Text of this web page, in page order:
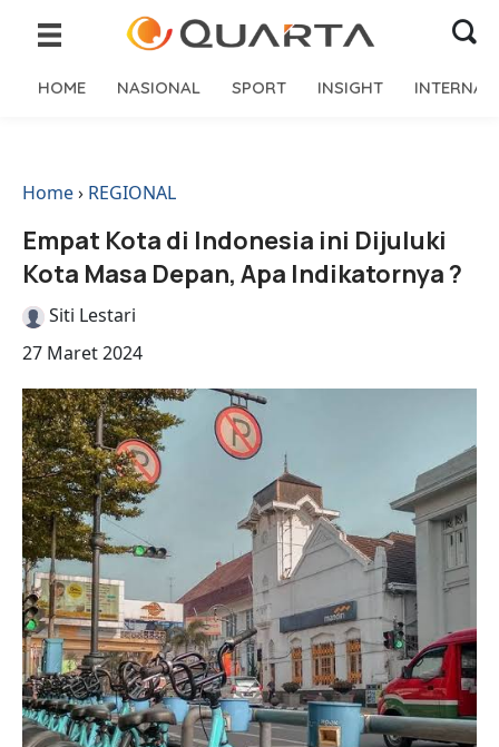
HOME NASIONAL SPORT INSIGHT
Home› REGIONAL
Empat Kota di Indonesia ini Dijuluki
Kota Masa Depan, Apa Indikatornya ?
Siti Lestari
27 Maret 2024